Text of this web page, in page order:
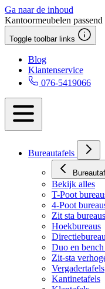
Ga naar de inhoud
Kantoormeubelen
Toggle toolbar links
Blog
Klantenservice
076-5419066
Bureautafels
Bekijk alles
T-Poot
4-Poot
Zit sta bureaus
Hoekbureaus
Directiebureau
Duo en
Zit-sta
Vergadertafels
Kantinetafels